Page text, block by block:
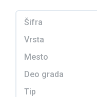
Šifra
Vrsta
Mesto
Deo grada
Tip